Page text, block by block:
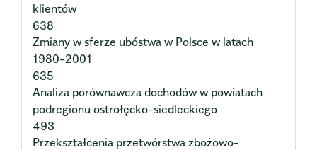
klientów
638
Zmiany w sferze ubóstwa w Polsce w latach
1980-2001
635
Analiza porównawcza dochodów w powiatach
podregionu ostrołęcko-siedleckiego
493
Przekształcenia przetwórstwa zbożowo-